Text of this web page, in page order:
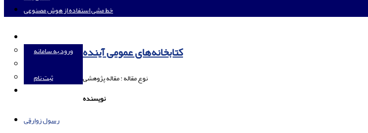
خط مشی استفاده از هوش مصنوعی
ورود به سامانه
ثبت نام
کتابخانه‌های عمومی آینده
نوع مقاله : مقاله پژوهشی
نویسنده
رسول زوارقی